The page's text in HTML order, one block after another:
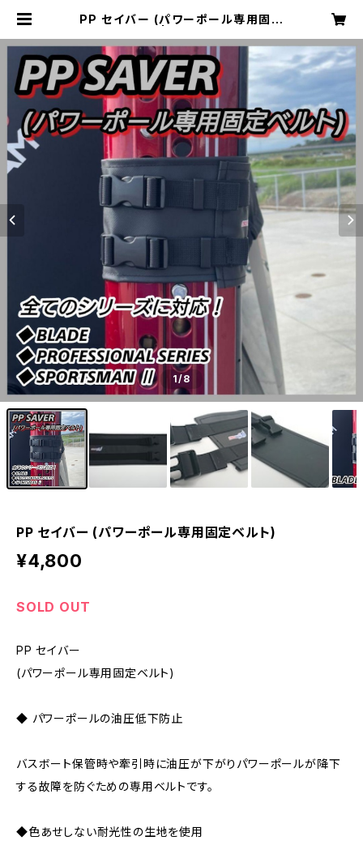
PP セイバー (パワーポール専用固定
1/8
PP セイバー (パワーポール専用固定ベルト)
¥4,800
SOLD OUT
PP セイバー
(パワーポール専用固定ベルト)
◆ パワーポールの油圧低下防止
バスボート保管時や牽引時に油圧が下がりパワーポールが降下
する故障を防ぐための専用ベルトです。
◆色あせしない耐光性の生地を使用